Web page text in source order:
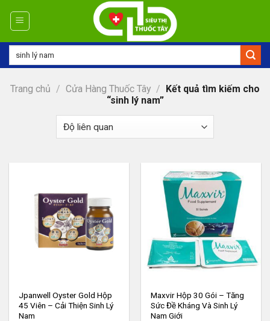
Trang chủ / Cửa Hàng Thuốc Tây / Kết quả tìm kiếm cho
“sinh lý nam”
Jpanwell Oyster Gold Hộp
45 Viên – Cải Thiện Sinh Lý
Nam
Maxvir Hộp 30 Gói – Tăng
Sức Đề Kháng Và Sinh Lý
Nam Giới